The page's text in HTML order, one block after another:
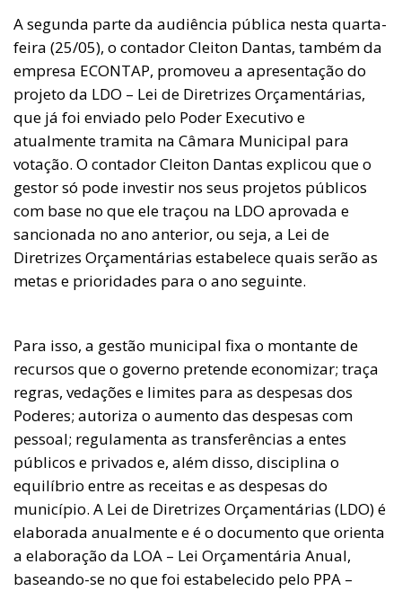
A segunda parte da audiência pública nesta quarta-
feira (25/05), o contador Cleiton Dantas, também da
empresa ECONTAP, promoveu a apresentação do
projeto da LDO – Lei de Diretrizes Orçamentárias,
que já foi enviado pelo Poder Executivo e
atualmente tramita na Câmara Municipal para
votação. O contador Cleiton Dantas explicou que o
gestor só pode investir nos seus projetos públicos
com base no que ele traçou na LDO aprovada e
sancionada no ano anterior, ou seja, a Lei de
Diretrizes Orçamentárias estabelece quais serão as
metas e prioridades para o ano seguinte.
Para isso, a gestão municipal fixa o montante de
recursos que o governo pretende economizar; traça
regras, vedações e limites para as despesas dos
Poderes; autoriza o aumento das despesas com
pessoal; regulamenta as transferências a entes
públicos e privados e, além disso, disciplina o
equilíbrio entre as receitas e as despesas do
município. A Lei de Diretrizes Orçamentárias (LDO) é
elaborada anualmente e é o documento que orienta
a elaboração da LOA – Lei Orçamentária Anual,
baseando-se no que foi estabelecido pelo PPA –